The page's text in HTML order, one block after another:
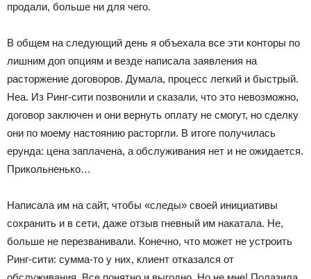
продали, больше ни для чего.
В общем на следующий день я объехала все эти конторы по
лишним доп опциям и везде написала заявления на
расторжение договоров. Думала, процесс легкий и быстрый.
Неа. Из Ринг-сити позвонили и сказали, что это невозможно,
договор заключен и они вернуть оплату не смогут, но сделку
они по моему настоянию расторгли. В итоге получилась
ерунда: цена заплачена, а обслуживания нет и не ожидается.
Прикольненько…
Написала им на сайт, чтобы «следы» своей инициативы
сохранить и в сети, даже отзыв гневный им накатала. Не,
больше не перезванивали. Конечно, что может не устроить
Ринг-сити: сумма-то у них, клиент отказался от